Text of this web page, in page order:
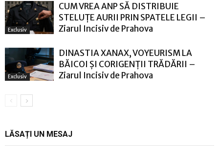
Exclusiv
CUM VREA ANP SĂ DISTRIBUIE
STELUȚE AURII PRIN SPATELE LEGII –
Ziarul Incisiv de Prahova
Exclusiv
DINASTIA XANAX, VOYEURISM LA
BĂICOI ȘI CORIGENȚII TRĂDĂRII –
Ziarul Incisiv de Prahova
LĂSAȚI UN MESAJ